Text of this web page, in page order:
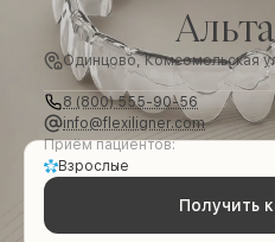
Одинцово, Комсомольская
8 (800) 555-90-56
info@flexiligner.com
Приём пациентов:
Взрослые
Получить